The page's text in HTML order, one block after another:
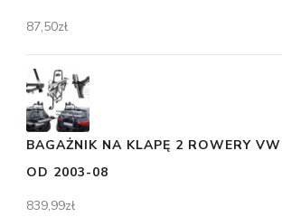
87,50zł
BAGAŻNIK NA KLAPĘ 2 ROWERY
OD 2003-08
839,99zł